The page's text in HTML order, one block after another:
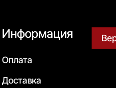
Информация
Оплата
Доставка